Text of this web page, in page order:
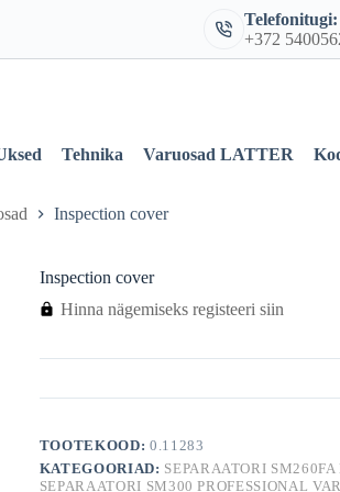
Telefonitugi:
+372
Tehnika Varuosad LATTER
Inspection cover
Inspection cover
Hinna nägemiseks registeeri siin
TOOTEKOOD: 0.11283
KATEGOORIAD: SEPARAATORI
SEPARAATORI SM300 PROFESSIONAL